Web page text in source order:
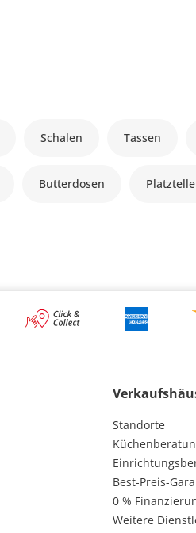
Schalen Tassen
Butterdosen
Standorte
Best-Preis-
0 %
Weitere